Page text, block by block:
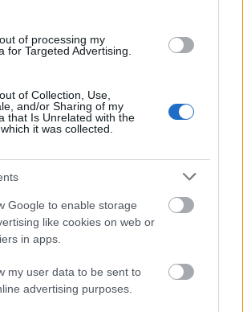
of processing my
for Targeted Advertising.
of Collection, Use,
and/or Sharing of my
that Is Unrelated with the
it was collected.
Google to enable storage
like cookies on web or
in apps.
my user data to be sent to
advertising purposes.
ő eltűnik, de közben egy
eleme tud lenni az az állandó
a káosz egyik formája. Purcarete
maga az élet és mire
a halál közelében vagyunk.
egy halálvallomás az
érdekes módon össze van kötve
tettel. Az önreflexív elemeket
el az előadásaiban. Ez a Scapin
is, aki azt ismeri fel, hogy
életét. Mi színháziak 3-4 évente
a traumán, a folyamatos
a világban. Ennek szimbóluma
a szereplőket a nézőtérre. Ugye
hogy jön, és mindig drámaként éli